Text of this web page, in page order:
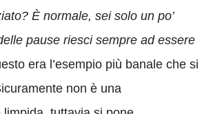
È normale, sei solo un po’
pause riesci sempre ad essere
era l’esempio più banale che si
non è una